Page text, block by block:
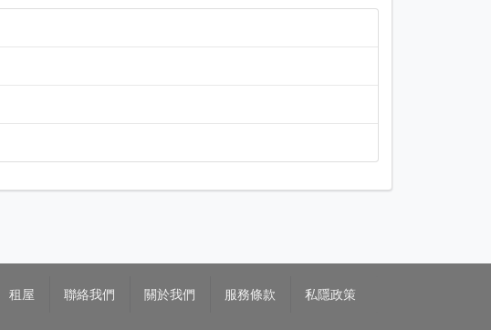
租屋 聯絡我們 關於我們 服務條款 私隱政策